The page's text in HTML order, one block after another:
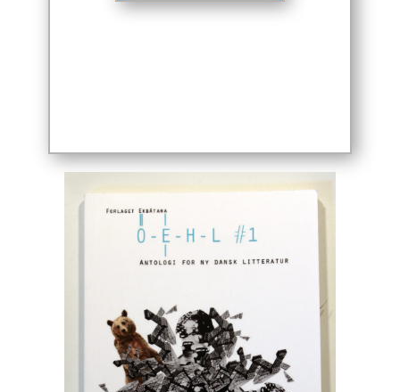
Børnebøger
Drikkevare / Øl / Vin
Engelsk
Fantasy / Sciencefiction
Filosofi